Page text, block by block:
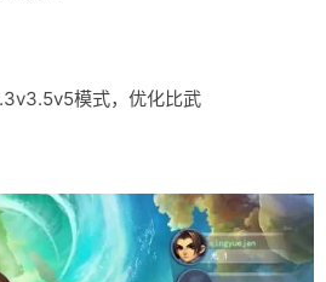
模式，优化比武